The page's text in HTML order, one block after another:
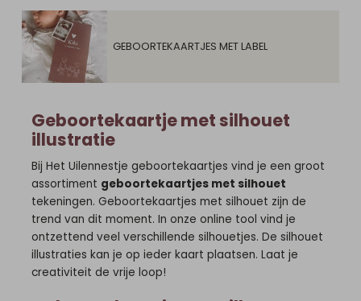
GEBOORTEKAARTJES MET LABEL
Geboortekaartje met silhouet
illustratie
Bij Het Uilennestje geboortekaartjes vind je een groot
assortiment geboortekaartjes met silhouet
tekeningen. Geboortekaartjes met silhouet zijn de
trend van dit moment. In onze online tool vind je
ontzettend veel verschillende silhouetjes. De silhouet
illustraties kan je op ieder kaart plaatsen. Laat je
creativiteit de vrije loop!